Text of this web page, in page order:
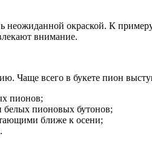
неожиданной окраской. К
внимание.
Чаще всего в букете пион
пионов;
пионовых бутонов;
ближе к осени;